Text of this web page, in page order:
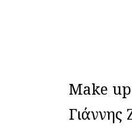
Make
Γιάννης